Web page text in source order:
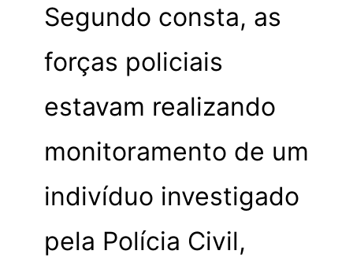
Segundo consta, as
forças policiais
estavam realizando
monitoramento de um
indivíduo investigado
pela Polícia Civil,